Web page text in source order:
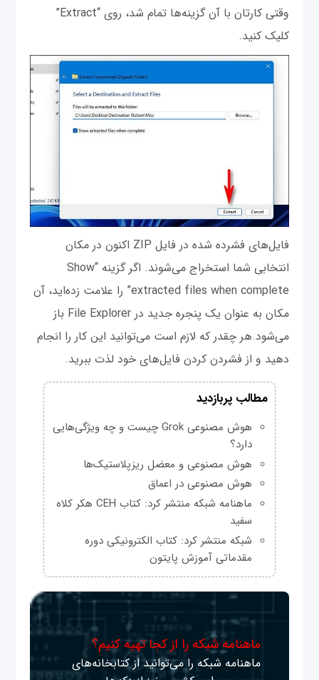
وقتی کارتان با آن گزینه‌ها تمام شد، روی “Extract”
کلیک کنید.
فایل‌های فشرده شده در فایل ZIP اکنون در مکان
انتخابی شما استخراج می‌شوند. اگر گزینه “Show
extracted files when complete” را علامت زده‌اید، آن
مکان به عنوان یک پنجره جدید در File Explorer باز
می‌شود.هر چقدر که لازم است می‌توانید این کار را انجام
دهید و از فشردن کردن فایل‌های خود لذت ببرید.
مطالب پربازدید
هوش مصنوعی Grok چیست و چه ویژگی‌هایی
دارد؟
هوش مصنوعی و معضل ریزپلاستیک‌ها
هوش مصنوعی در اعماق
ماهنامه شبکه منتشر کرد: کتاب CEH هکر کلاه
سفید
شبکه منتشر کرد: کتاب الکترونیکی دوره
مقدماتی آموزش پایتون
ماهنامه شبکه را از کجا تهیه کنیم؟
ماهنامه شبکه را می‌توانید از کتابخانه‌های